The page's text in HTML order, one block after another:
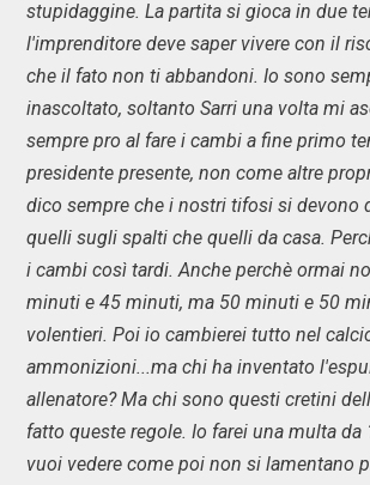
stupidaggine. La partita si gioca in due
l'imprenditore deve saper vivere con il
che il fato non ti abbandoni. Io sono
inascoltato, soltanto Sarri una volta mi
sempre pro al fare i cambi a fine primo
presidente presente, non come altre
dico sempre che i nostri tifosi si devono
quelli sugli spalti che quelli da casa.
i cambi così tardi. Anche perchè ormai
minuti e 45 minuti, ma 50 minuti e 50
volentieri. Poi io cambierei tutto nel
ammonizioni...ma chi ha inventato
allenatore? Ma chi sono questi cretini
fatto queste regole. Io farei una multa da
vuoi vedere come poi non si lamentano